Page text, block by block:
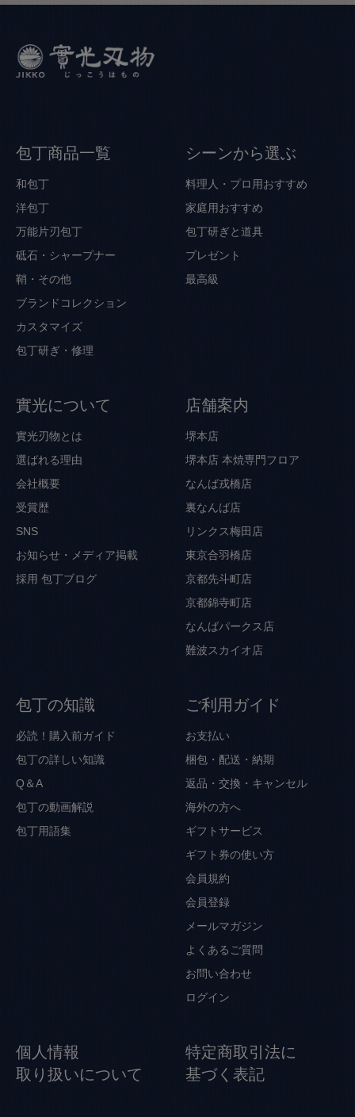
包丁商品一覧
和包丁
洋包丁
万能片刃包丁
砥石・シャープナー
鞘・その他
ブランドコレクション
カスタマイズ
包丁研ぎ・修理
シーンから選ぶ
料理人・プロ用おすすめ
家庭用おすすめ
包丁研ぎと道具
プレゼント
最高級
實光について
實光刃物とは
選ばれる理由
会社概要
受賞歴
SNS
お知らせ・メディア掲載
採用 包丁ブログ
店舗案内
堺本店
堺本店 本焼専門フロア
なんば戎橋店
裏なんば店
リンクス梅田店
東京合羽橋店
京都先斗町店
京都錦寺町店
なんばパークス店
難波スカイオ店
包丁の知識
必読！購入前ガイド
包丁の詳しい知識
Q＆A
包丁の動画解説
包丁用語集
ご利用ガイド
お支払い
梱包・配送・納期
返品・交換・キャンセル
海外の方へ
ギフトサービス
ギフト券の使い方
会員規約
会員登録
メールマガジン
よくあるご質問
お問い合わせ
ログイン
個人情報
取り扱いについて
特定商取引法に
基づく表記